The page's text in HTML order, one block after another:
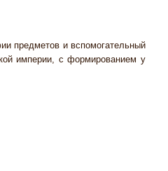
предметов и вспомогательный
империи, с формированием у